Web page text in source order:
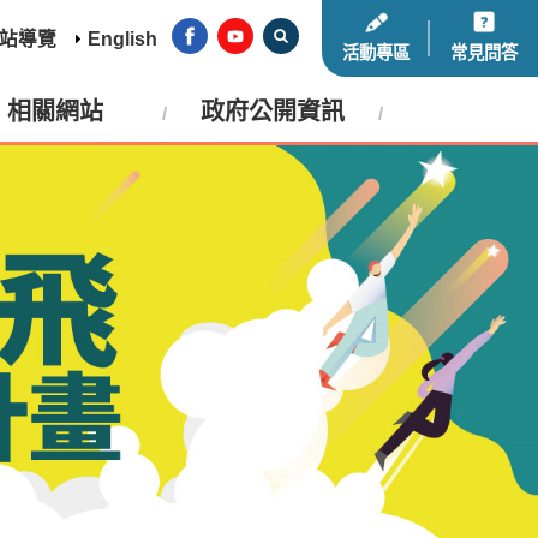
導覽 English
活動專區 常見問答
相關網站 政府公開資訊